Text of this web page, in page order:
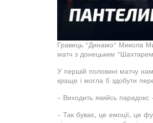
Гравець "Динамо" Микола
матч з донецьким
У першій половині матчу
краще і могла б здобути
- Виходить якийсь
- Так буває, це емоції, це